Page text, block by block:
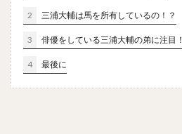
2 三浦大輔は馬を所有しているの！？
3 俳優をしている三浦大輔の弟に注目！
4 最後に
梶谷隆幸（かじたにたかゆき）
金本知憲（かねもとともあき）
釜田佳直（かまたよしなお）